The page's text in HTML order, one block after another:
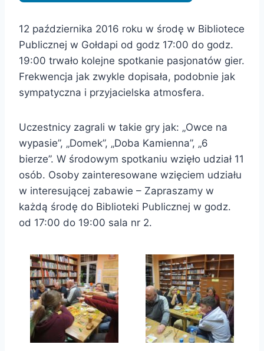
12 października 2016 roku w środę w Bibliotece
Publicznej w Gołdapi od godz 17:00 do godz.
19:00 trwało kolejne spotkanie pasjonatów gier.
Frekwencja jak zwykle dopisała, podobnie jak
sympatyczna i przyjacielska atmosfera.
Uczestnicy zagrali w takie gry jak: „Owce na
wypasie”, „Domek”, „Doba Kamienna”, „6
bierze”. W środowym spotkaniu wzięło udział 11
osób. Osoby zainteresowane wzięciem udziału
w interesującej zabawie – Zapraszamy w
każdą środę do Biblioteki Publicznej w godz.
od 17:00 do 19:00 sala nr 2.